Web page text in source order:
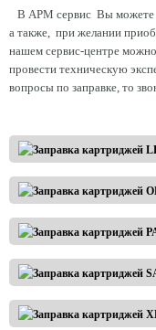
В АРМ сервис Вы можете
а также, при желании
нашем сервис-центре
провести техническую
вопросы по заправке, то